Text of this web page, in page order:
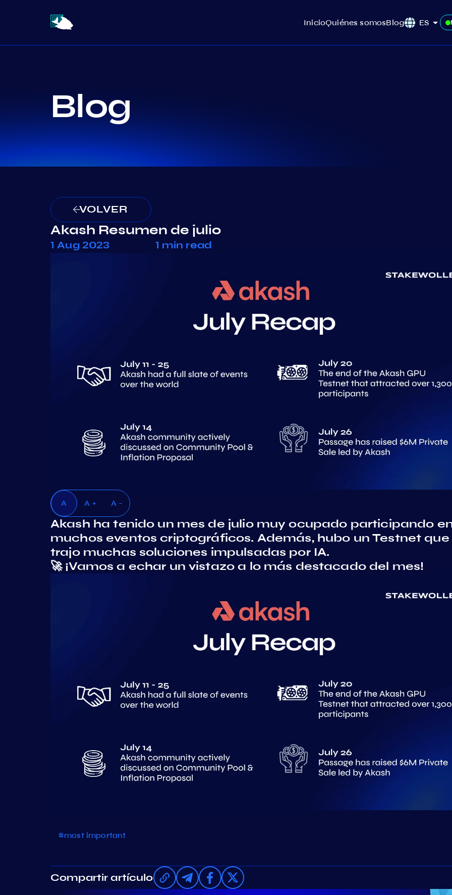
InicioQuiénes somosBlog ES
Blog
VOLVER
Akash Resumen de julio
1 Aug 2023 1 min read
A A + A -
Akash ha tenido un mes de julio muy ocupado participando
muchos eventos criptográficos. Además, hubo un Testnet que
trajo muchas soluciones impulsadas por IA.
🚀 ¡Vamos a echar un vistazo a lo más destacado del mes!
#most important
Compartir artículo